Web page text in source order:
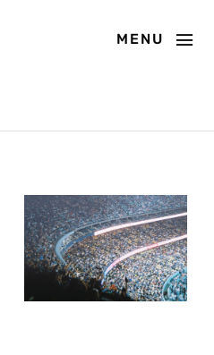
MENU